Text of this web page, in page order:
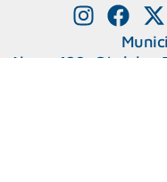
Alvear 120, Córdoba.